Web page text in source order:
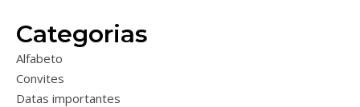
Categorias
Alfabeto
Convites
Datas importantes